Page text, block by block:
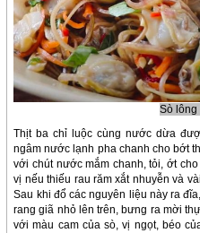
Sò lông
Thịt ba chỉ luộc cùng nước dừa
ngâm nước lạnh pha chanh cho bớt
với chút nước mắm chanh, tỏi, ớt
vị nếu thiếu rau răm xắt nhuyễn và
Sau khi đổ các nguyên liệu này ra
rang giã nhỏ lên trên, bưng ra mời
với màu cam của sò, vị ngọt, béo